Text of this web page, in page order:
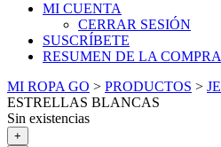
MI CUENTA
CERRAR SESIÓN
SUSCRÍBETE
RESUMEN DE LA COMPRA
MI ROPA GO > PRODUCTOS >
ESTRELLAS BLANCAS
Sin existencias
+